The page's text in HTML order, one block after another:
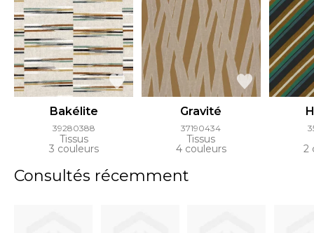
Bakélite
39280388
Tissus
3 couleurs
Gravité
37190434
Tissus
4 couleurs 2
Consultés récemment